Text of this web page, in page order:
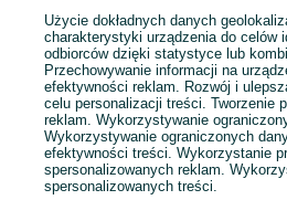
Użycie dokładnych danych
charakterystyki urządzenia do celów
odbiorców dzięki statystyce lub
Przechowywanie informacji na
efektywności reklam. Rozwój i
celu personalizacji treści. Tworzenie
reklam. Wykorzystywanie
Wykorzystywanie ograniczonych
efektywności treści. Wykorzystanie
spersonalizowanych reklam.
spersonalizowanych treści.